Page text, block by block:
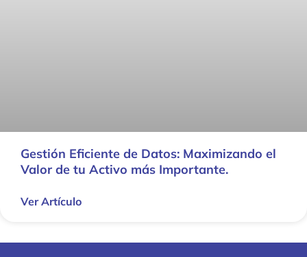
Gestión Eficiente de Datos: Maximizando el
Valor de tu Activo más Importante.
Ver Artículo